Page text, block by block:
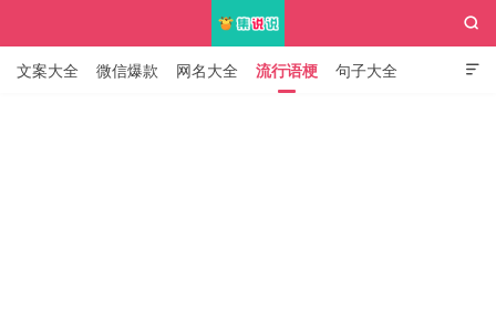

文案大全 微信爆款 网名大全 流行语梗 句子大全
